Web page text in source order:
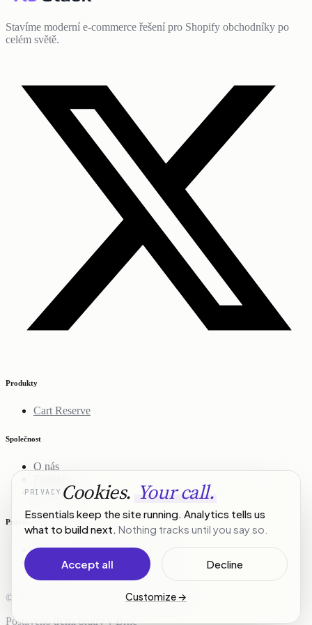
Stavíme moderní e-commerce řešení pro Shopify obchodníky po
celém světě.
Produkty
Cart Reserve
Společnost
O nás
Kontakt
Právní
Zásady ochrany osobních údajů
Podmínky služby
© 2026 R3Stack. Všechna práva vyhrazena.
Postaveno třemi bratry v Brně
PRIVACY Cookies. Your call.
Essentials keep the site running. Analytics tells us
what to build next. Nothing tracks until you say so.
Accept all Decline
Customize→